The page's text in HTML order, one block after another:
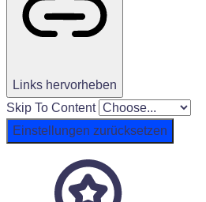
Links hervorheben
Skip To Content
Einstellungen zurücksetzen